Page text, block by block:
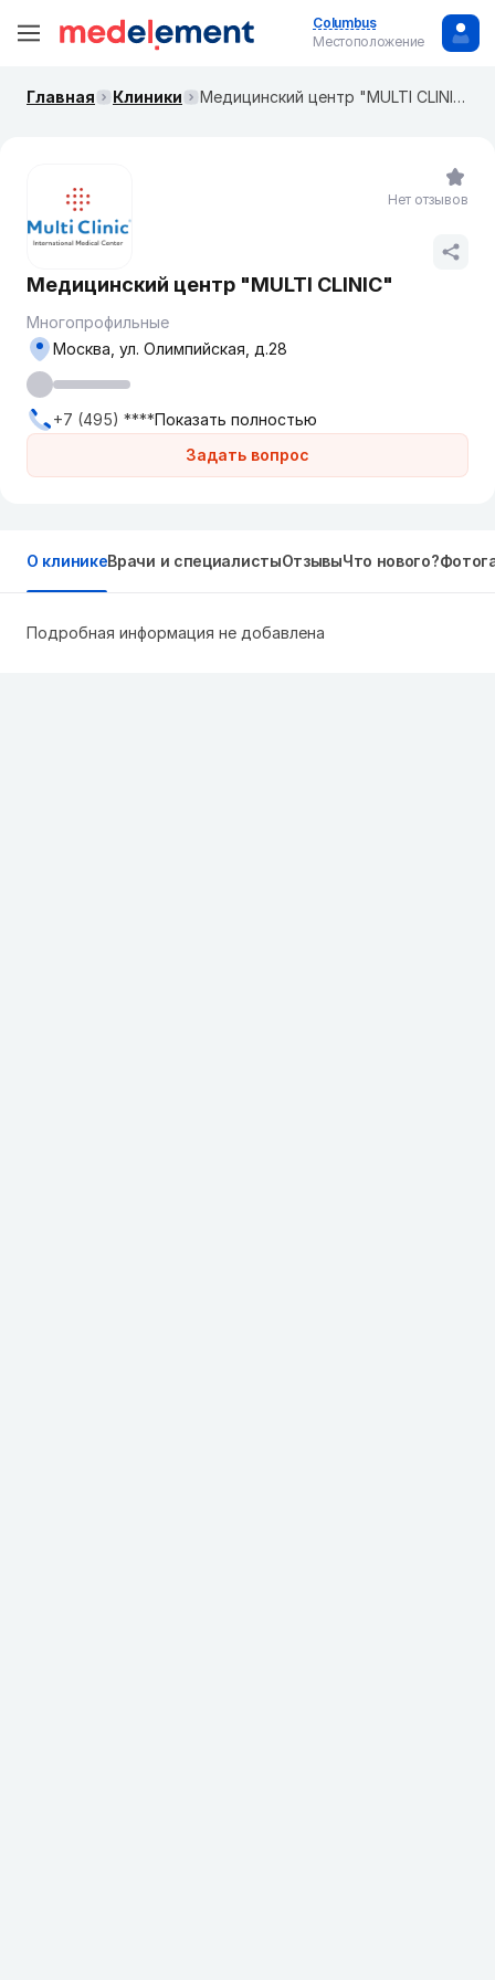
Columbus
Местоположение
Главная Клиники ​Медицинский центр "MULTI CLINIC"
​Медицинский центр "MULTI CLINIC"
Многопрофильные
Задать вопрос
Москва, ул. ​Олимпийская, д.28
+7 (495) ****Показать полностью
Нет отзывов
О клиникеВрачи и специалистыОтзывыЧто нового?
Подробная информация не добавлена